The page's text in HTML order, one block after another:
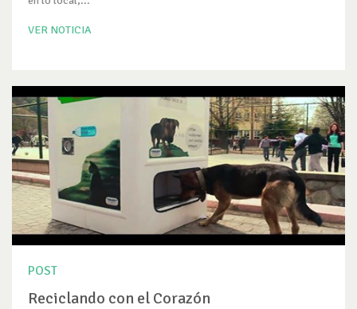
VER NOTICIA
POST
Reciclando con el Corazón